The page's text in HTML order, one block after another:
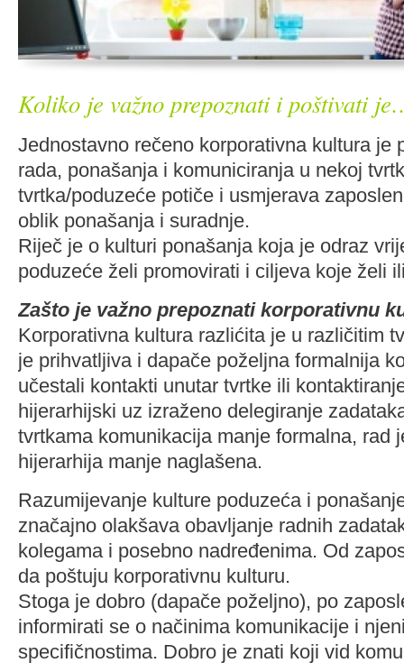
Koliko je važno prepoznati i poštivati
Jednostavno rečeno korporativna kultura je
rada, ponašanja i komuniciranja u nekoj
tvrtka/poduzeće potiče i usmjerava
oblik ponašanja i suradnje.
Riječ je o kulturi ponašanja koja je odraz
poduzeće želi promovirati i ciljeva koje želi
Zašto je važno prepoznati korporativnu
Korporativna kultura razlićita je u različitim
je prihvatljiva i dapače poželjna formalnija
učestali kontakti unutar tvrtke ili
hijerarhijski uz izraženo delegiranje
tvrtkama komunikacija manje formalna, rad
hijerarhija manje naglašena.
Razumijevanje kulture poduzeća i
značajno olakšava obavljanje radnih
kolegama i posebno nadređenima. Od
da poštuju korporativnu kulturu.
Stoga je dobro (dapače poželjno), po
informirati se o načinima komunikacije i
specifičnostima. Dobro je znati koji vid